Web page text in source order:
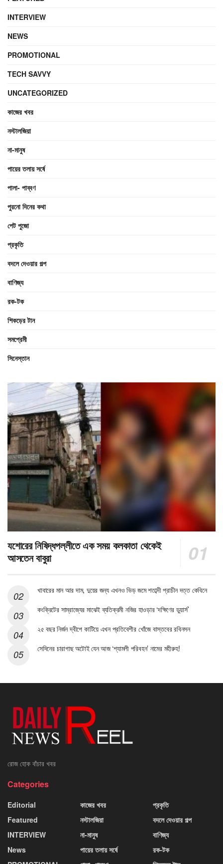
INTERVIEW
NEWS
PROMOTIONAL
TECH SAVVY
UNCATEGORIZED
কাজের খবর
নস্টালজিয়া
না-মানুষ
পায়ের তলায় সর্ষে
পালা- পাব্বণ
পুরনো দিনের কথা
পেট পুজো
প্রকৃতি
বদলে দেওয়ার গল্প
বাণিজ্য
রক-টক
শিকড়ের টান
সমপ্রেমী
সিনেস্তান
যশোরের নিষিদ্ধপল্লীতে এক সময় কলকাতা থেকেই
আসতেন বাবুরা
খাবারের মান আর দাম, দুয়ের জন্য এখনও ভিড় জমে শতাব্দী প্রাচীন দত্ত কেবিনে
কংক্রিটের সাম্রাজ্যের মাঝেই ব্যতিক্রমী নজির হাওড়ার ‘দক্ষিণের ডুয়ার্স’
২৫ বছর নির্জন দ্বীপে কাটিয়ে এখন প্রতিবেশীর খোঁজে বাস্তবের রবিনসন
সেদিনের চারাগাছ অটোই যেন আজ ‘শ্যামলী পরিবহন’ নামের মহীরুহ!
রোজ হোক বাঁচার খবর
Categories
Editorial
Featured
INTERVIEW
News
কাজের খবর
নস্টালজিয়া
না-মানুষ
পায়ের তলায় সর্ষে
প্রকৃতি
বদলে দেওয়ার গল্প
বাণিজ্য
রক-টক